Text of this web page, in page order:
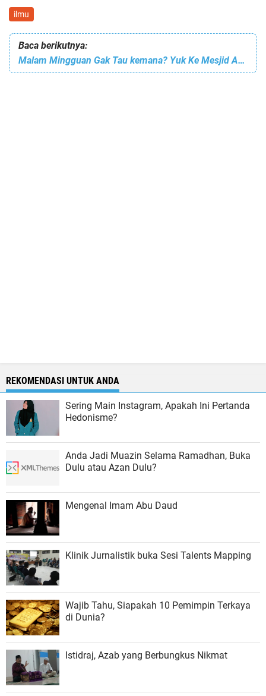
ilmu
Baca berikutnya:
Malam Mingguan Gak Tau kemana? Yuk Ke Mesjid Agung Al-Makmur Aja
REKOMENDASI UNTUK ANDA
Sering Main Instagram, Apakah Ini Pertanda
Hedonisme?
Anda Jadi Muazin Selama Ramadhan, Buka
Dulu atau Azan Dulu?
Mengenal Imam Abu Daud
Klinik Jurnalistik buka Sesi Talents Mapping
Wajib Tahu, Siapakah 10 Pemimpin Terkaya
di Dunia?
Istidraj, Azab yang Berbungkus Nikmat